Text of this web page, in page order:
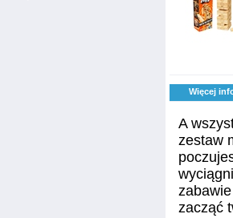
Więcej
A
zestaw
zacząć